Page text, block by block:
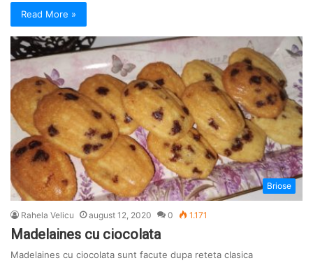
Read More »
Briose
Rahela Velicu august 12, 2020 0 1.171
Madelaines cu ciocolata
Madelaines cu ciocolata sunt facute dupa reteta clasica